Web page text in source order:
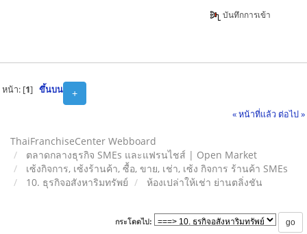
บันทึกการเข้า
+
หน้า: [1] ขึ้นบน
« หน้าที่แล้ว ต่อไป »
ThaiFranchiseCenter Webboard
ตลาดกลางธุรกิจ SMEs และแฟรนไชส์ | Open Market
เซ้งกิจการ, เซ้งร้านค้า, ซื้อ, ขาย, เช่า, เซ้ง กิจการ ร้านค้า SMEs
10. ธุรกิจอสังหาริมทรัพย์
ห้องเปล่าให้เช่า ย่านตลิ่งชัน
กระโดดไป: